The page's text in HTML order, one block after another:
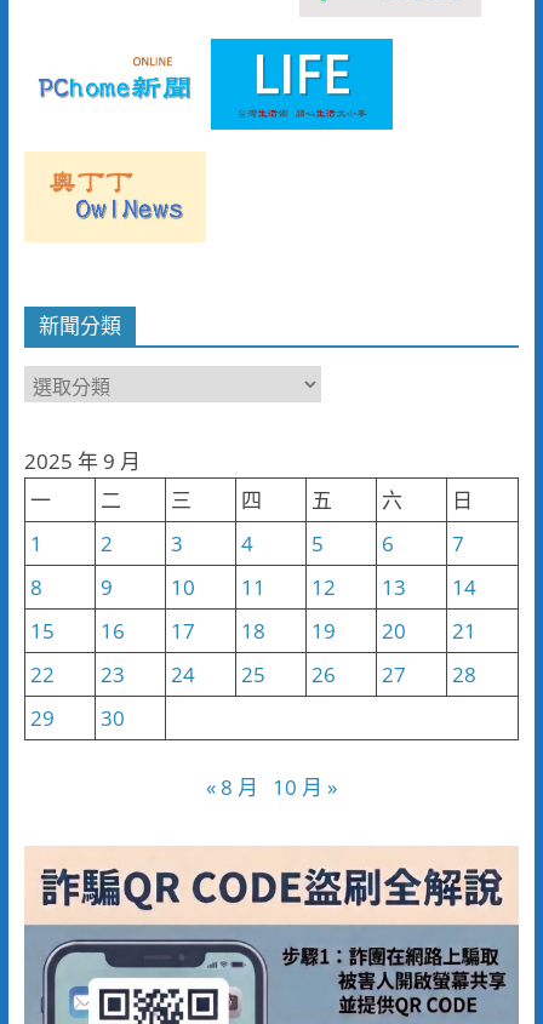
新聞分類
新
類
2025 年 9 月
一
二 三 四 五 六
日
1
2 3 4 5 6
7
8
9 10 11 12 13
14
15
16 17 18 19 20
21
22
23 24 25 26 27
28
29
30
« 8 月 10 月 »